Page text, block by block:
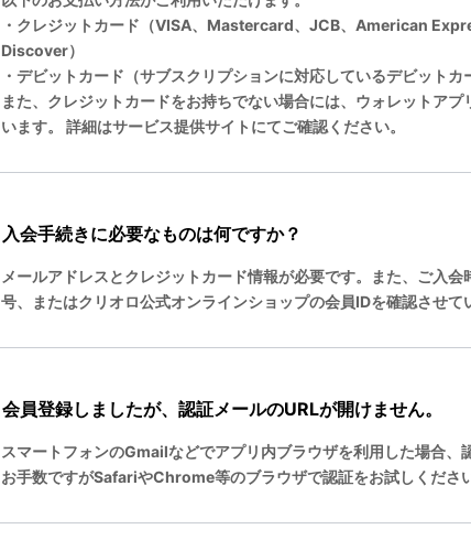
・クレジットカード（VISA、Mastercard、JCB、American
Discover）
・デビットカード（サブスクリプションに対応しているデビットカ
また、クレジットカードをお持ちでない場合には、ウォレットア
います。 詳細はサービス提供サイトにてご確認ください。
入会手続きに必要なものは何ですか？
メールアドレスとクレジットカード情報が必要です。また、ご入
号、またはクリオロ公式オンラインショップの会員IDを確認させて
会員登録しましたが、認証メールのURLが開けません。
スマートフォンのGmailなどでアプリ内ブラウザを利用した場合、
お手数ですがSafariやChrome等のブラウザで認証をお試しください